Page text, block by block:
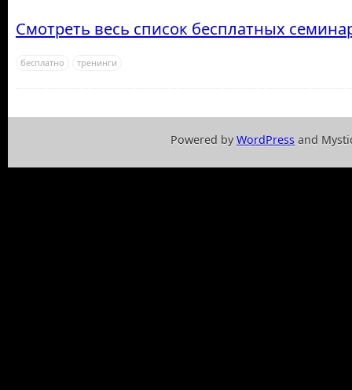
Смотреть весь список бесплатных
бесплатно тренинги
Powered byWordPress and